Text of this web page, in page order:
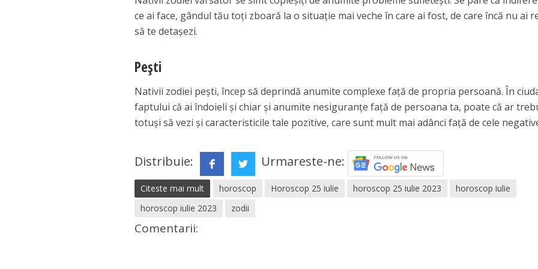
ce ai face, gândul tău toți zboară la o situație mai veche în care ai fost, de care încă nu ai
să te detașezi.
Pești
Nativii zodiei pești, încep să deprindă anumite complexe față de propria persoană. În
faptului că ai îndoieli și chiar și anumite nesiguranțe față de persoana ta, poate că ar
totuși să vezi și caracteristicile tale pozitive, care sunt mult mai adânci față de cele
Distribuie: Urmareste-ne:
Citeste mai mult horoscop Horoscop 25 iulie horoscop 25 iulie 2023
horoscop iulie
horoscop iulie 2023
zodii
Comentarii: